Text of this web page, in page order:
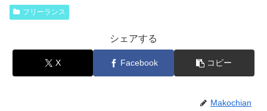
フリーランス
シェアする
X Facebook コピー
Makochian